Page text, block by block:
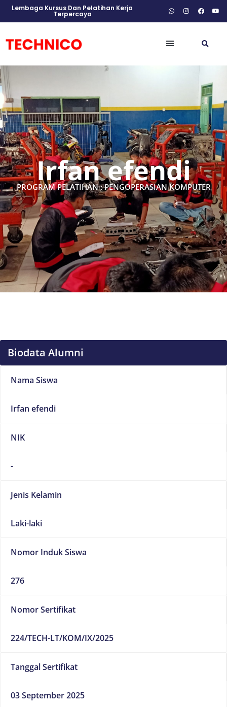
Lembaga Kursus Dan Pelatihan Kerja
Terpercaya
Irfan efendi
PROGRAM PELATIHAN : PENGOPERASIAN KOMPUTER
Biodata Alumni
Nama Siswa
Irfan efendi
NIK
-
Jenis Kelamin
Laki-laki
Nomor Induk Siswa
276
Nomor Sertifikat
224/TECH-LT/KOM/IX/2025
Tanggal Sertifikat
03 September 2025